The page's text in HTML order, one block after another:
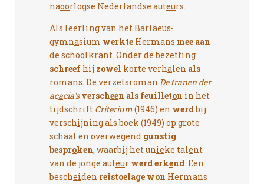
naoorlogse Nederlandse auteurs.
Als leerling van het Barlaeus-
gymnasium werkte Hermans mee aan
de schoolkrant. Onder de bezetting
schreef hij zowel korte verhalen als
romans. De verzetsroman De tranen der
acacia's verscheen als feuilleton in het
tijdschrift Criterium(1946) en werdbij
verschijning als boek (1949) op grote
schaal en overwegend gunstig
besproken, waarbij het unieke talent
van de jonge auteur werd erkend. Een
bescheiden reistoelage won Hermans